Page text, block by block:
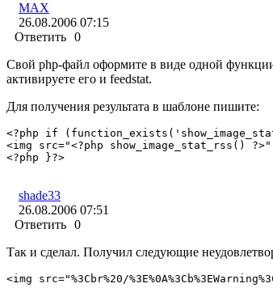
MAX
26.08.2006 07:15
Ответить 0
Свой php-файл оформите в виде одной
активируете его и feedstat.
Для получения результата в шаблоне пишите:
<?php if
<img src="<?php show_image_stat_rss()
<?php }?>
shade33
26.08.2006 07:51
Ответить 0
Так и сделал. Получил следующие
<img src="%3Cbr%20/%3E%0A%3Cb%3EWarning%3C/